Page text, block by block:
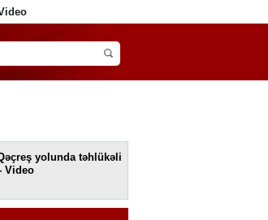
yolunda təhlükəli
Video